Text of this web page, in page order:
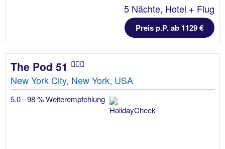
5 Nächte, Hotel + Flug
Preis p.P. ab 1129 €
The Pod 51
New York City, New York, USA
5.0 - 98 % Weiterempfehlung